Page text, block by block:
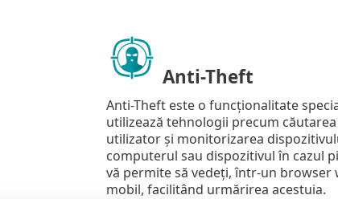
Anti-Theft
Anti-Theft este o funcționalitate
utilizează tehnologii precum
utilizator și monitorizarea
computerul sau dispozitivul în cazul
vă permite să vedeți, într-un browser
mobil, facilitând urmărirea acestuia.